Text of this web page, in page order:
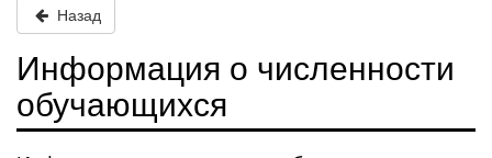
Назад
Информация о численности
обучающихся